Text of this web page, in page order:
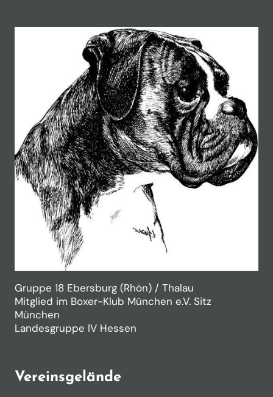
Gruppe 18 Ebersburg (Rhön) / Thalau
Mitglied im Boxer-Klub München e.V. Sitz
München
Landesgruppe IV Hessen
Vereinsgelände